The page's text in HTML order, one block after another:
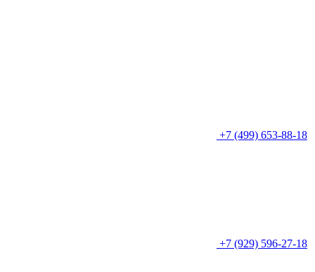
+7 (499) 653-88-18
+7 (929) 596-27-18